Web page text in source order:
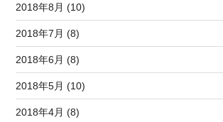
2018年8月 (10)
2018年7月 (8)
2018年6月 (8)
2018年5月 (10)
2018年4月 (8)